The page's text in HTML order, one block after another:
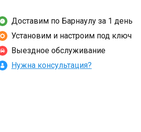
Доставим по Барнаулу за 1 день
Установим и настроим под ключ
Выездное обслуживание
Нужна консультация?